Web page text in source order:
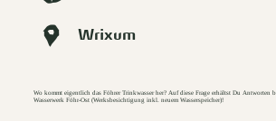
Wrixum
Wo kommt eigentlich das Föhrer Trinkwasser her? Auf diese Frage erhältst Du Antworten
Wasserwerk Föhr-Ost (Werksbesichtigung inkl. neuem Wasserspeicher)!